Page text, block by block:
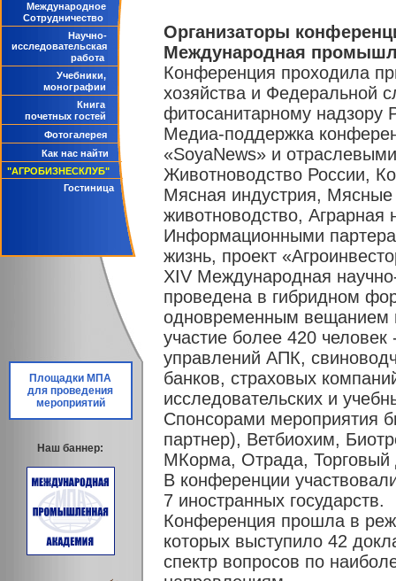
Международное
Сотрудничество
Научно-
исследовательская
работа
Учебники,
монографии
Книга
почетных гостей
Фотогалерея
Как нас найти
"АГРОБИЗНЕСКЛУБ"
Гостиница
Площадки МПА
для проведения
мероприятий
Наш баннер:
Организаторы
Международная
Конференция проходила
хозяйства и Федеральной
фитосанитарному надзору
Медиа-поддержка
«SoyaNews» и
Животноводство России,
Мясная индустрия,
животноводство, Аграрная
Информационными
жизнь, проект
XIV Международная
проведена в гибридном
одновременным вещанием
участие более 420
управлений АПК,
банков, страховых
исследовательских и
Спонсорами мероприятия
партнер), Ветбиохим,
МКорма, Отрада,
В конференции
7 иностранных государств.
Конференция прошла в
которых выступило 42
спектр вопросов по